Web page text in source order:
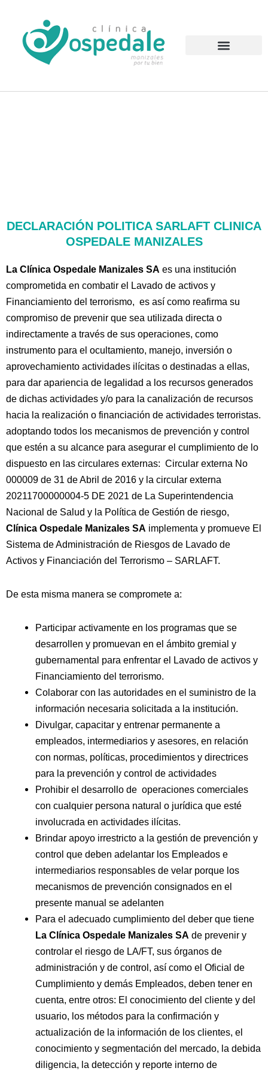
contenido
DECLARACIÓN POLITICA SARLAFT CLINICA
OSPEDALE MANIZALES
La Clínica Ospedale Manizales SA es una institución
comprometida en combatir el Lavado de activos y
Financiamiento del terrorismo, es así como reafirma su
compromiso de prevenir que sea utilizada directa o
indirectamente a través de sus operaciones, como
instrumento para el ocultamiento, manejo, inversión o
aprovechamiento actividades ilícitas o destinadas a ellas,
para dar apariencia de legalidad a los recursos generados
de dichas actividades y/o para la canalización de recursos
hacia la realización o financiación de actividades terroristas.
adoptando todos los mecanismos de prevención y control
que estén a su alcance para asegurar el cumplimiento de lo
dispuesto en las circulares externas: Circular externa No
000009 de 31 de Abril de 2016 y la circular externa
20211700000004-5 DE 2021 de La Superintendencia
Nacional de Salud y la Política de Gestión de riesgo,
Clínica Ospedale Manizales SA implementa y promueve El
Sistema de Administración de Riesgos de Lavado de
Activos y Financiación del Terrorismo – SARLAFT.
De esta misma manera se compromete a:
Participar activamente en los programas que se
desarrollen y promuevan en el ámbito gremial y
gubernamental para enfrentar el Lavado de activos y
Financiamiento del terrorismo.
Colaborar con las autoridades en el suministro de la
información necesaria solicitada a la institución.
Divulgar, capacitar y entrenar permanente a
empleados, intermediarios y asesores, en relación
con normas, políticas, procedimientos y directrices
para la prevención y control de actividades
Prohibir el desarrollo de operaciones comerciales
con cualquier persona natural o jurídica que esté
involucrada en actividades ilícitas.
Brindar apoyo irrestricto a la gestión de prevención y
control que deben adelantar los Empleados e
intermediarios responsables de velar porque los
mecanismos de prevención consignados en el
presente manual se adelanten
Para el adecuado cumplimiento del deber que tiene
La Clínica Ospedale Manizales SA de prevenir y
controlar el riesgo de LA/FT, sus órganos de
administración y de control, así como el Oficial de
Cumplimiento y demás Empleados, deben tener en
cuenta, entre otros: El conocimiento del cliente y del
usuario, los métodos para la confirmación y
actualización de la información de los clientes, el
conocimiento y segmentación del mercado, la debida
diligencia, la detección y reporte interno de